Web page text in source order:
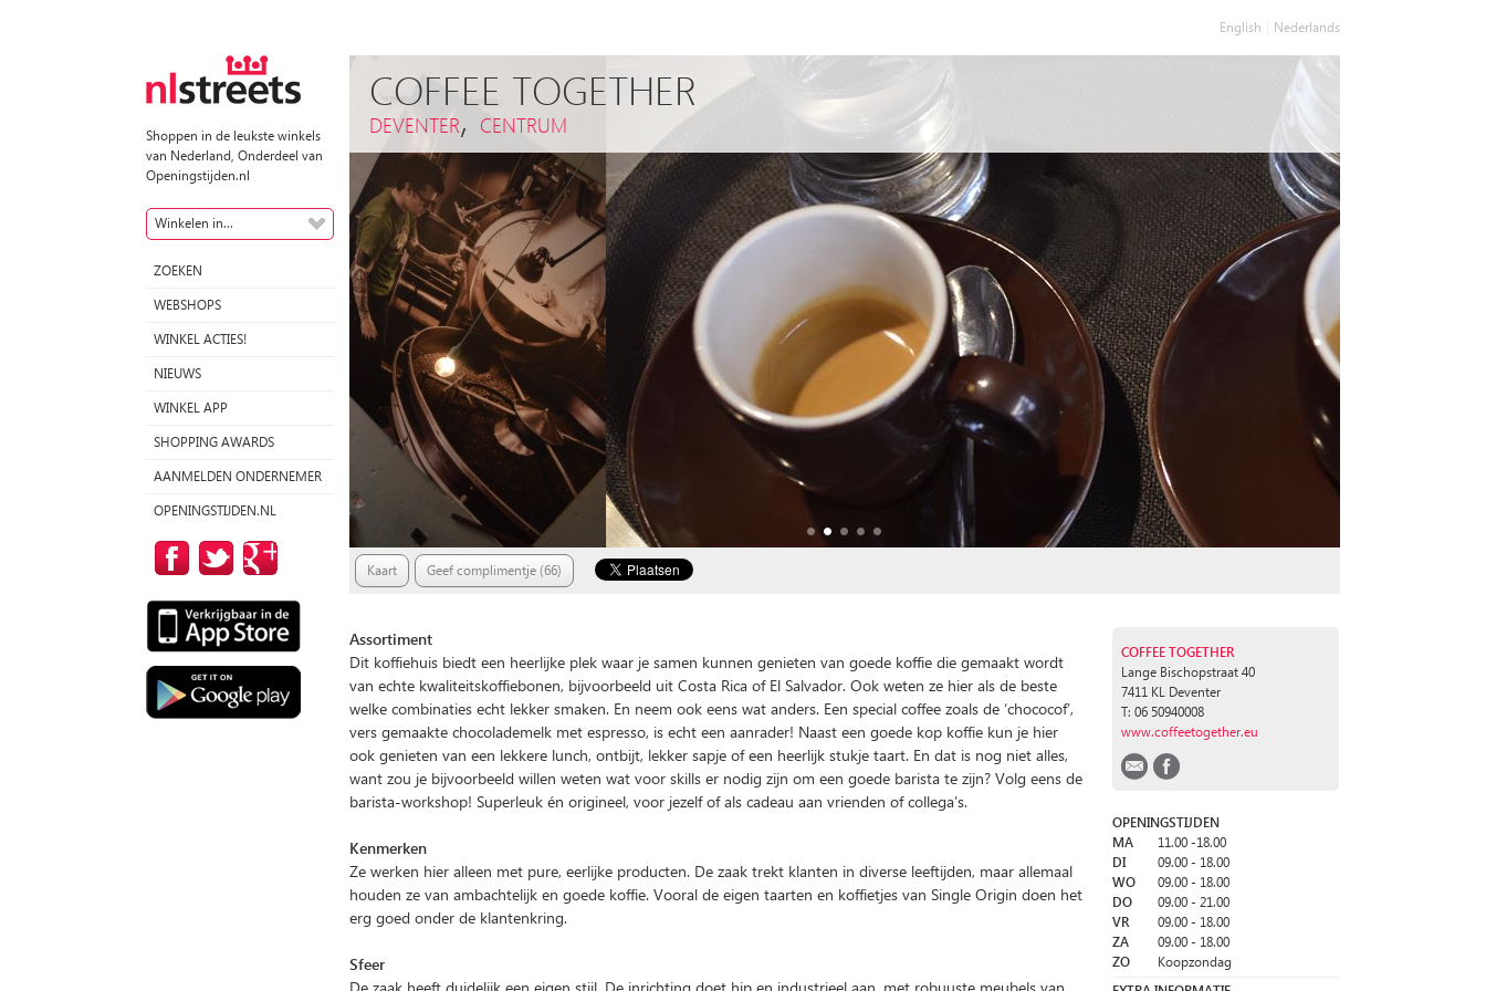
Shoppen in de leukste winkels
van Nederland, Onderdeel van
Openingstijden.nl
Winkelen in...
ZOEKEN
WEBSHOPS
WINKEL ACTIES!
NIEUWS
WINKEL APP
SHOPPING AWARDS
AANMELDEN ONDERNEMER
OPENINGSTIJDEN.NL
English Nederlands
COFFEE TOGETHER
DEVENTER,CENTRUM
Do you own this website? OK
Kaart Geef complimentje (66)
Assortiment
Dit koffiehuis biedt een heerlijke plek waar je samen kunnen genieten van goede koffie die gemaakt wordt
van echte kwaliteitskoffiebonen, bijvoorbeeld uit Costa Rica of El Salvador. Ook weten ze hier als de beste
welke combinaties echt lekker smaken. En neem ook eens wat anders. Een special coffee zoals de ‘chococof’,
vers gemaakte chocolademelk met espresso, is echt een aanrader! Naast een goede kop koffie kun je hier
ook genieten van een lekkere lunch, ontbijt, lekker sapje of een heerlijk stukje taart. En dat is nog niet alles,
want zou je bijvoorbeeld willen weten wat voor skills er nodig zijn om een goede barista te zijn? Volg eens de
barista-workshop! Superleuk én origineel, voor jezelf of als cadeau aan vrienden of collega’s.
Kenmerken
Ze werken hier alleen met pure, eerlijke producten. De zaak trekt klanten in diverse leeftijden, maar allemaal
houden ze van ambachtelijk en goede koffie. Vooral de eigen taarten en koffietjes van Single Origin doen het
erg goed onder de klantenkring.
Sfeer
COFFEE TOGETHER
Lange Bischopstraat 40
7411 KL Deventer
T: 06 50940008
www.coffeetogether.eu
OPENINGSTIJDEN
MA
11.00 -18.00
DI
09.00 - 18.00
WO
09.00 - 18.00
DO
09.00 - 21.00
VR
09.00 - 18.00
ZA
09.00 - 18.00
ZO
Koopzondag